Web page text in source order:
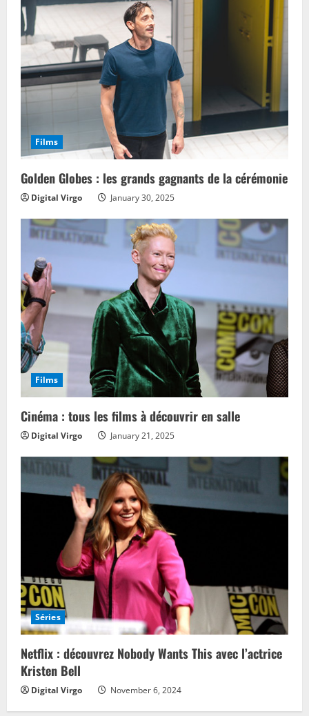
Films
Golden Globes : les grands gagnants de la cérémonie
Digital Virgo January 30, 2025
Films
Cinéma : tous les films à découvrir en salle
Digital Virgo January 21, 2025
Séries
Netflix : découvrez Nobody Wants This avec l’actrice
Kristen Bell
Digital Virgo November 6, 2024